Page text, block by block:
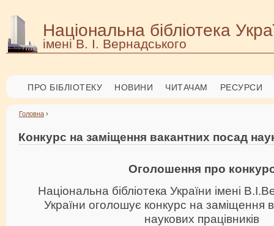
Національна бібліотека
імені В. І. Вернадського
ПРО БІБЛІОТЕКУ НОВИНИ ЧИТАЧАМ РЕСУРСИ
Головна ›
Конкурс на заміщення вакантних посад
Оголошення про
Національна бібліотека України імені
України оголошує конкурс на заміщення
наукових працівників